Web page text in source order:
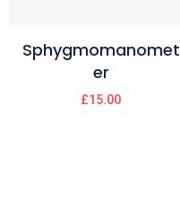
Sphygmomanomet
er
£15.00